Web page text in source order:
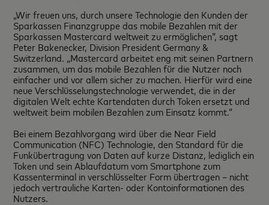
„Wir freuen uns, durch unsere Technologie den Kunden der
Sparkassen Finanzgruppe das mobile Bezahlen mit der
Sparkassen Mastercard weltweit zu ermöglichen“, sagt
Peter Bakenecker, Division President Germany &
Switzerland. „Mastercard arbeitet eng mit seinen Partnern
zusammen, um das mobile Bezahlen für die Nutzer noch
einfacher und vor allem sicher zu machen. Hierfür wird eine
neue Verschlüsselungstechnologie verwendet, die in der
digitalen Welt echte Kartendaten durch Token ersetzt und
weltweit beim mobilen Bezahlen zum Einsatz kommt.“
Bei einem Bezahlvorgang wird über die Near Field
Communication (NFC) Technologie, den Standard für die
Funkübertragung von Daten auf kurze Distanz, lediglich ein
Token und sein Ablaufdatum vom Smartphone zum
Kassenterminal in verschlüsselter Form übertragen – nicht
jedoch vertrauliche Karten- oder Kontoinformationen des
Nutzers.